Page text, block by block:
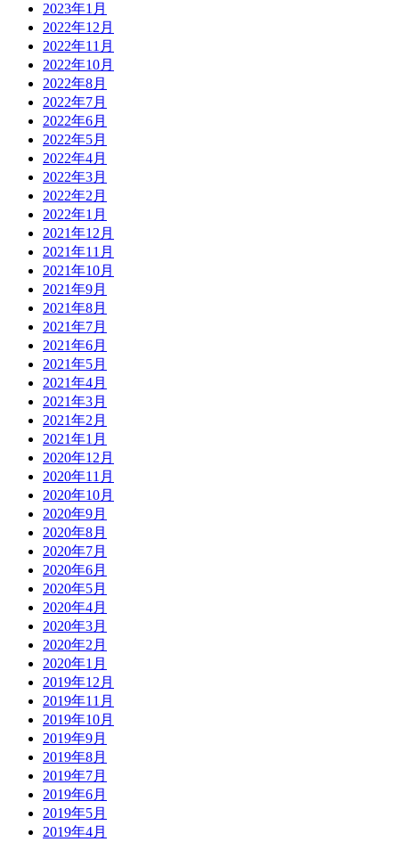
2023年1月
2022年12月
2022年11月
2022年10月
2022年8月
2022年7月
2022年6月
2022年5月
2022年4月
2022年3月
2022年2月
2022年1月
2021年12月
2021年11月
2021年10月
2021年9月
2021年8月
2021年7月
2021年6月
2021年5月
2021年4月
2021年3月
2021年2月
2021年1月
2020年12月
2020年11月
2020年10月
2020年9月
2020年8月
2020年7月
2020年6月
2020年5月
2020年4月
2020年3月
2020年2月
2020年1月
2019年12月
2019年11月
2019年10月
2019年9月
2019年8月
2019年7月
2019年6月
2019年5月
2019年4月